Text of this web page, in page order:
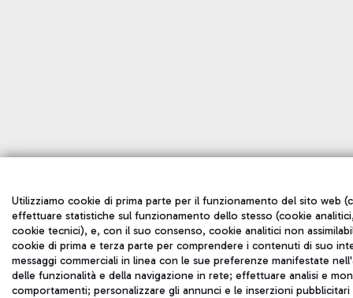
Utilizziamo cookie di prima parte per il funzionamento del sito web
effettuare statistiche sul funzionamento dello stesso (cookie
cookie tecnici), e, con il suo consenso, cookie analitici non
cookie di prima e terza parte per comprendere i contenuti di suo
messaggi commerciali in linea con le sue preferenze manifestate
delle funzionalità e della navigazione in rete; effettuare analisi e
comportamenti; personalizzare gli annunci e le inserzioni